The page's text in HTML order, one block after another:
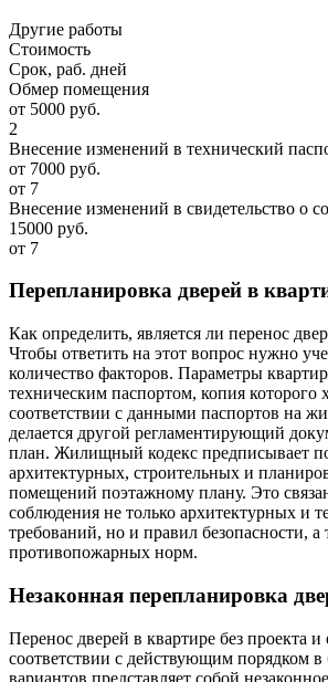
Другие работы
Стоимость
Срок, раб. дней
Обмер помещения
от 5000 руб.
2
Внесение изменений в технический
от 7000 руб.
от 7
Внесение изменений в свидетельство о
15000 руб.
от 7
Перепланировка дверей в
Как определить, является ли перенос
Чтобы ответить на этот вопрос нужно
количество факторов. Параметры
техническим паспортом, копия
соответствии с данными паспортов на
делается другой регламентирующий
план. Жилищный кодекс предписывает
архитектурных, строительных и
помещений поэтажному плану. Это
соблюдения не только архитектурных и
требований, но и правил безопасности,
противопожарных норм.
Незаконная перепланировка
Перенос дверей в квартире без проекта и
соответствии с действующим порядком
вариантов представляет собой